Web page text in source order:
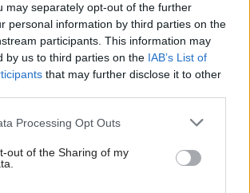
may separately opt-out of the further
personal information by third parties on the
participants. This information may
by us to third parties on the IAB’s List of
that may further disclose it to other
this website/app uses one or more Google
visit or usage behaviour. You may click to
to Google and its third-party tags to
below specified purposes in below Google
Processing Opt Outs
out of the Sharing of my
a vyriešené detaily. Rodina je v dome
tu majú zázemie pre školu
veľmi cenné zvlášť v dobe